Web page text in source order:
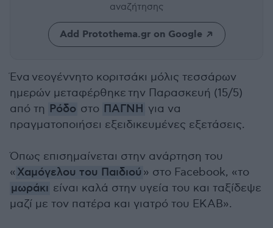
αναζήτησης
Add Protothema.gr on Google
Ένα νεογέννητο κοριτσάκι μόλις τεσσάρων
ημερών μεταφέρθηκε την Παρασκευή (15/5)
από τη Ρόδο στο ΠΑΓΝΗ για να
πραγματοποιήσει εξειδικευμένες εξετάσεις.
Όπως επισημαίνεται στην ανάρτηση του
« Χαμόγελου του Παιδιού » στο Facebook, «το
μωράκι είναι καλά στην υγεία του και ταξίδεψε
μαζί με τον πατέρα και γιατρό του ΕΚΑΒ».